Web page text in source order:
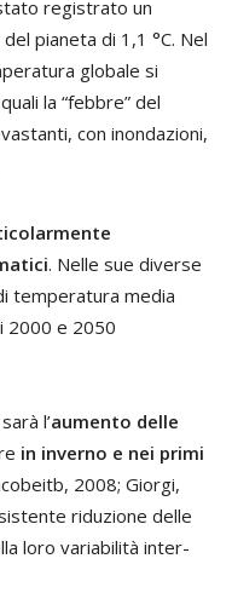
registrato un
pianeta di 1,1 °C. Nel
globale si
la “febbre” del
con inondazioni,
. Nelle sue diverse
temperatura media
2000 e 2050
l’aumento delle
in inverno e nei primi
2008; Giorgi,
riduzione delle
loro variabilità inter-